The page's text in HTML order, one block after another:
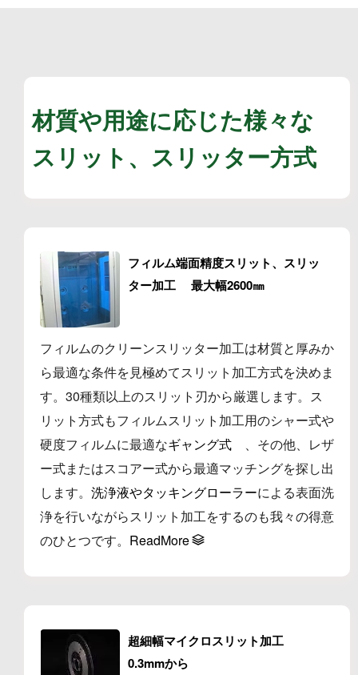
材質や用途に応じた様々な
スリット、スリッター方式
フィルム端面精度スリット、スリッ
ター加工 最大幅2600㎜
フィルムのクリーンスリッター加工は材質と厚みか
ら最適な条件を見極めてスリット加工方式を決めま
す。30種類以上のスリット刃から厳選します。ス
リット方式もフィルムスリット加工用のシャー式や
硬度フィルムに最適なギャング式 、その他、レザ
ー式またはスコアー式から最適マッチングを探し出
します。 洗浄液やタッキングローラーによる表面洗
浄を行いながらスリット加工をするのも我々の得意
のひとつです。 ReadMore
超細幅マイクロスリット加工
0.3mmから